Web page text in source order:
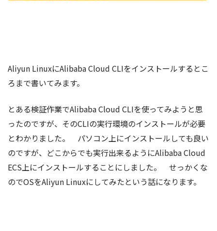
Aliyun LinuxにAlibaba Cloud CLIをインストールするとこ
ろまで書いてみます。
とある検証作業でAlibaba Cloud CLIを使ってみようと思
ったのですが、そのCLIの実行環境のインストールが必要
とわかりました。 パソコン上にインストールしても良い
のですが、どこからでも実行出来るようにAlibaba Cloud
ECS上にインストールすることにしました。 せっかくな
のでOSをAliyun Linuxにしてみたという話になります。